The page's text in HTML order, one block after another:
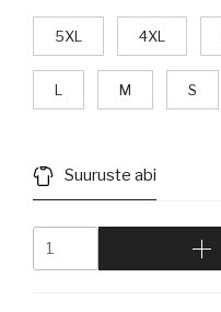
5XL 4XL
L M S
Suuruste abi